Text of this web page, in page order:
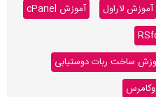
آموزش لاراول
آموزش cPanel
ساخت ربات دوستیابی